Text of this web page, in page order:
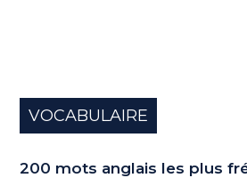
VOCABULAIRE
200 mots anglais les plus